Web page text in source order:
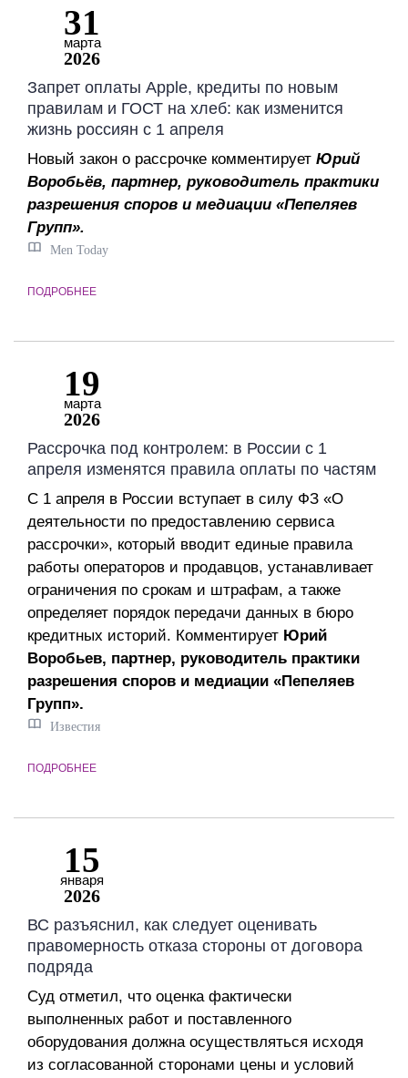
31
марта
2026
Запрет оплаты Apple, кредиты по новым
правилам и ГОСТ на хлеб: как изменится
жизнь россиян с 1 апреля
Новый закон о рассрочке комментирует Юрий
Воробьёв, партнер, руководитель практики
разрешения споров и медиации «Пепеляев
Групп».
Men Today
ПОДРОБНЕЕ
19
марта
2026
Рассрочка под контролем: в России с 1
апреля изменятся правила оплаты по частям
С 1 апреля в России вступает в силу ФЗ «О
деятельности по предоставлению сервиса
рассрочки», который вводит единые правила
работы операторов и продавцов, устанавливает
ограничения по срокам и штрафам, а также
определяет порядок передачи данных в бюро
кредитных историй. Комментирует Юрий
Воробьев, партнер, руководитель практики
разрешения споров и медиации «Пепеляев
Групп».
Известия
ПОДРОБНЕЕ
15
января
2026
ВС разъяснил, как следует оценивать
правомерность отказа стороны от договора
подряда
Суд отметил, что оценка фактически
выполненных работ и поставленного
оборудования должна осуществляться исходя
из согласованной сторонами цены и условий